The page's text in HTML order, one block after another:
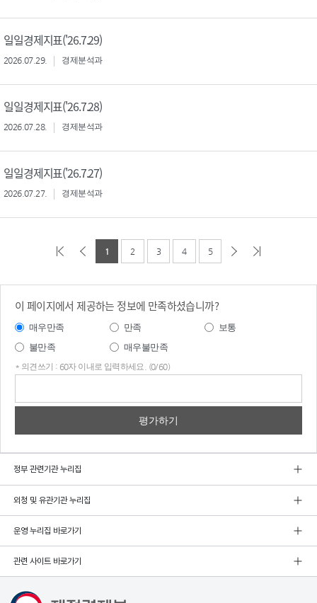
일일경제지표('26.7.29)
2026.07.29. 경제분석과
일일경제지표('26.7.28)
2026.07.28. 경제분석과
일일경제지표('26.7.27)
2026.07.27. 경제분석과
1 2 3 4 5
이 페이지에서 제공하는 정보에 만족하셨습니까?
매우만족 만족
보통
불만족
매우불만족
* 의견쓰기 : 60자 이내로 입력하세요. (0/60)
정부 관련기관 누리집
외청 및 유관기관 누리집
운영 누리집 바로가기
관련 사이트 바로가기